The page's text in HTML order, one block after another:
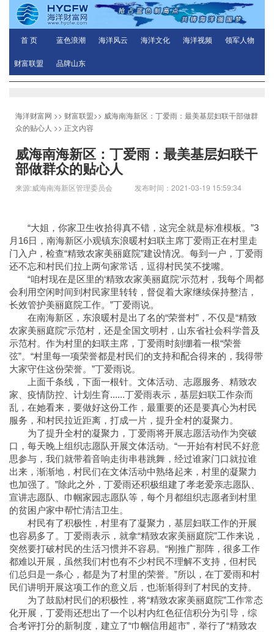
首 页 蓝色浪潮 海洋风云 海洋文化 海洋视频 领军人物
财富联盟 品牌山东
海洋财富网 >> 财富联盟>> 威海南海新区：丁爱雨：最美基层妇联干部做群
众的贴心人 >> 正文内容
威海南海新区：丁爱雨：最美基层妇联干
部做群众的贴心人
来源:威海南海新区管理委员会 发布时间：2021-03-19 15:59:34
“大姐，你家卫生收拾得真不错，这完全就是标准模板。”3
月16日，南海新区小观镇东浪暖村妇联主席丁爱雨正在村里走
门入户，检查“精致农家美丽庭院”建设情况。每到一户，丁爱雨
还不忘和村民们拉上两句家常话，逗得村民笑不拢嘴。
“咱村现在是区里的‘精致农家美丽庭院’示范村，我每个周都
会利用空闲时间到村民家里转转，督促着大家继续保持整洁，
长效管护美丽庭院工作。”丁爱雨说。
在南海新区，东浪暖村是出了名的“荣誉村”，不仅是“精致
农家美丽庭院”示范村，还是全国文明村，山东省社会科学普及
示范村。作为村里的妇联主席，丁爱雨时刻绷着一根“荣誉
弦”。“村里每一项荣誉都是村民们的支持和配合得来的，我得带
大家守住这份荣誉。”丁爱雨说。
上面千条线，下面一根针。文体活动、志愿服务、精致农
家、疫情防控、计划生育......丁爱雨表示，基层妇联工作杂而
乱，在她看来，要做好这份工作，最重要的还是要真心为村民
服务，和村民拉近距离，打成一片，提升全村的凝聚力。
为了提升全村的凝聚力，丁爱雨将开展志愿活动作为突破
口，每天晚上组织志愿队开展文体活动。“一开始有村民不好意
思参与，我们就带着音响走街串巷跳舞，经过谁家门口就拉谁
出来，渐渐地，村民们在文体活动中熟络起来，村里的凝聚力
也加强了。”除此之外，丁爱雨还积极组建了孝老爱亲志愿队、
宣讲志愿队、巾帼家园志愿队等，每个月都组织志愿者到村里
的贫困户家中帮忙清洁卫生。
村民有了积极性，村里有了凝聚力，基层妇联工作的开展
也容易多了。丁爱雨表示，就拿“精致农家美丽庭院”工作来说，
突然要打破村民的生活习惯并不容易。“刚推广那阵，很多工作
都难以开展，虽然我们村也有不少村民不理解不支持，但村民
们总归是一条心，都是为了村里的荣誉。”所以，在丁爱雨和村
民们讲明开展这项工作的意义后，也渐渐得到了村民的支持。
为了鼓励村民们的积极性，将“精致农家美丽庭院”工作常态
化开展，丁爱雨还想出了一个以村内红色征信积分为引导，综
合考评打分的新制度，建立了“巾帼信用超市”，举行了“精致农